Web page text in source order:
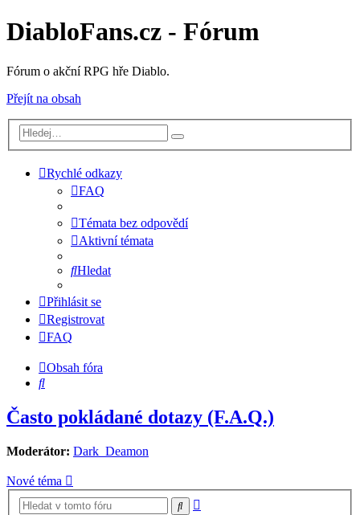
DiabloFans.cz - Fórum
Fórum o akční RPG hře Diablo.
Přejít na obsah
Rychlé odkazy
FAQ
Témata bez odpovědí
Aktivní témata
Hledat
Přihlásit se
Registrovat
FAQ
Obsah fóra
Hledat
Často pokládané dotazy (F.A.Q.)
Moderátor: Dark_Deamon
Nové téma
Hledat